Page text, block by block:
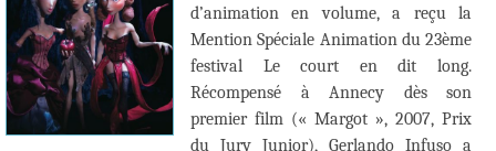
d’animation en volume, a reçu la
Mention Spéciale Animation du 23ème
festival Le court en dit long.
Récompensé à Annecy dès son
premier film (« Margot », 2007, Prix
du Jury Junior), Gerlando Infuso a